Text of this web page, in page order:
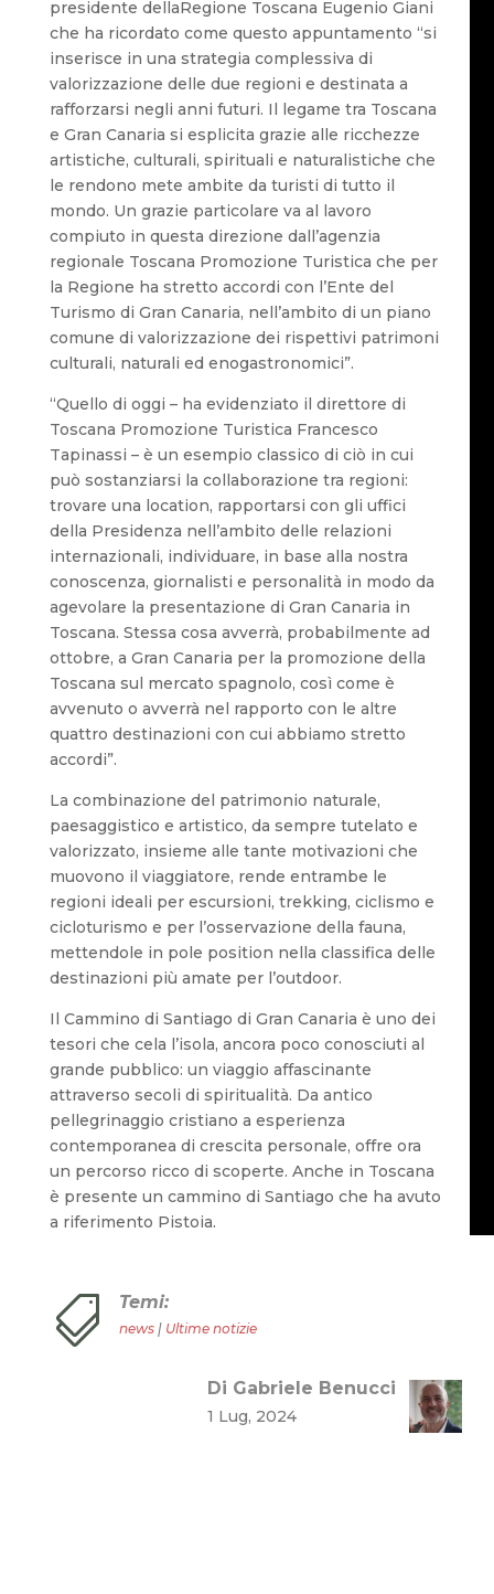
presidente dellaRegione Toscana Eugenio Giani
che ha ricordato come questo appuntamento “si
inserisce in una strategia complessiva di
valorizzazione delle due regioni e destinata a
rafforzarsi negli anni futuri. Il legame tra Toscana
e Gran Canaria si esplicita grazie alle ricchezze
artistiche, culturali, spirituali e naturalistiche che
le rendono mete ambite da turisti di tutto il
mondo. Un grazie particolare va al lavoro
compiuto in questa direzione dall’agenzia
regionale Toscana Promozione Turistica che per
la Regione ha stretto accordi con l’Ente del
Turismo di Gran Canaria, nell’ambito di un piano
comune di valorizzazione dei rispettivi patrimoni
culturali, naturali ed enogastronomici”.
“Quello di oggi – ha evidenziato il direttore di
Toscana Promozione Turistica Francesco
Tapinassi – è un esempio classico di ciò in cui
può sostanziarsi la collaborazione tra regioni:
trovare una location, rapportarsi con gli uffici
della Presidenza nell’ambito delle relazioni
internazionali, individuare, in base alla nostra
conoscenza, giornalisti e personalità in modo da
agevolare la presentazione di Gran Canaria in
Toscana. Stessa cosa avverrà, probabilmente ad
ottobre, a Gran Canaria per la promozione della
Toscana sul mercato spagnolo, così come è
avvenuto o avverrà nel rapporto con le altre
quattro destinazioni con cui abbiamo stretto
accordi”.
La combinazione del patrimonio naturale,
paesaggistico e artistico, da sempre tutelato e
valorizzato, insieme alle tante motivazioni che
muovono il viaggiatore, rende entrambe le
regioni ideali per escursioni, trekking, ciclismo e
cicloturismo e per l’osservazione della fauna,
mettendole in pole position nella classifica delle
destinazioni più amate per l’outdoor.
Il Cammino di Santiago di Gran Canaria è uno dei
tesori che cela l’isola, ancora poco conosciuti al
grande pubblico: un viaggio affascinante
attraverso secoli di spiritualità. Da antico
pellegrinaggio cristiano a esperienza
contemporanea di crescita personale, offre ora
un percorso ricco di scoperte. Anche in Toscana
è presente un cammino di Santiago che ha avuto
a riferimento Pistoia.
 Temi:
news| Ultime notizie
Di Gabriele Benucci
1 Lug, 2024